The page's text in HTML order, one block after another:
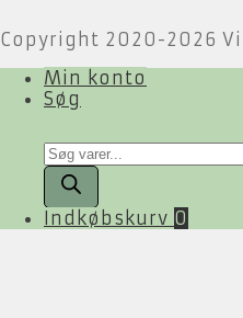
Copyright 2020-2026
Min konto
Søg
Products
search
Indkøbskurv 0